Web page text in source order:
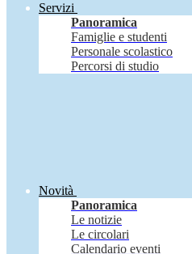
Servizi
Panoramica
Famiglie e studenti
Personale scolastico
Percorsi di studio
Novità
Panoramica
Le notizie
Le circolari
Calendario eventi